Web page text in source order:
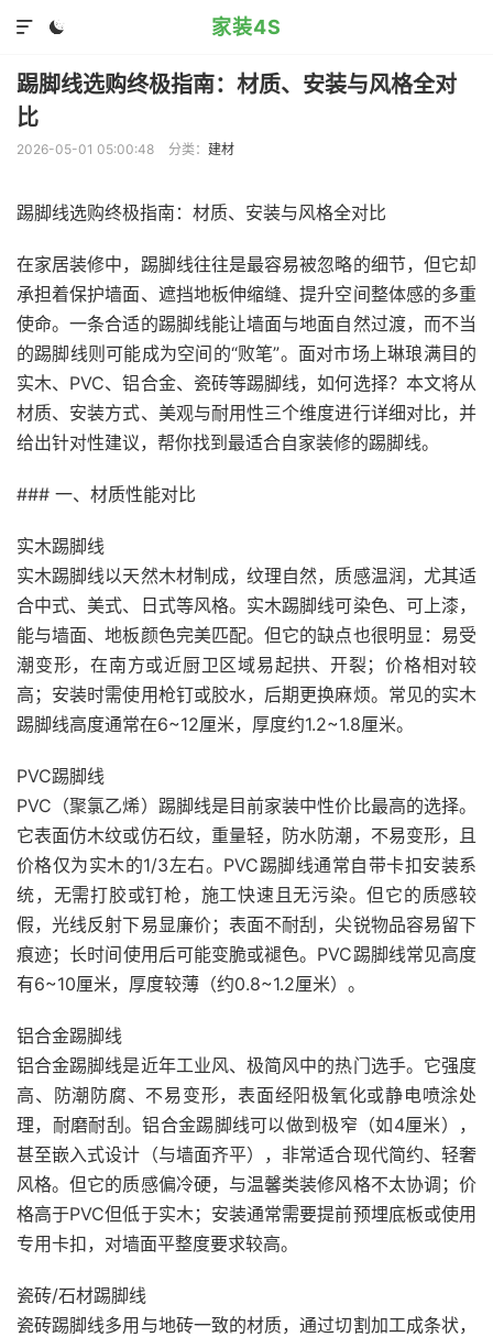
家装4S


踢脚线选购终极指南：材质、安装与风格全对
比
2026-05-01 05:00:48 分类： 建材
踢脚线选购终极指南：材质、安装与风格全对比
在家居装修中，踢脚线往往是最容易被忽略的细节，但它却
承担着保护墙面、遮挡地板伸缩缝、提升空间整体感的多重
使命。一条合适的踢脚线能让墙面与地面自然过渡，而不当
的踢脚线则可能成为空间的“败笔”。面对市场上琳琅满目的
实木、PVC、铝合金、瓷砖等踢脚线，如何选择？本文将从
材质、安装方式、美观与耐用性三个维度进行详细对比，并
给出针对性建议，帮你找到最适合自家装修的踢脚线。
### 一、材质性能对比
实木踢脚线
实木踢脚线以天然木材制成，纹理自然，质感温润，尤其适
合中式、美式、日式等风格。实木踢脚线可染色、可上漆，
能与墙面、地板颜色完美匹配。但它的缺点也很明显：易受
潮变形，在南方或近厨卫区域易起拱、开裂；价格相对较
高；安装时需使用枪钉或胶水，后期更换麻烦。常见的实木
踢脚线高度通常在6~12厘米，厚度约1.2~1.8厘米。
PVC踢脚线
PVC（聚氯乙烯）踢脚线是目前家装中性价比最高的选择。
它表面仿木纹或仿石纹，重量轻，防水防潮，不易变形，且
价格仅为实木的1/3左右。PVC踢脚线通常自带卡扣安装系
统，无需打胶或钉枪，施工快速且无污染。但它的质感较
假，光线反射下易显廉价；表面不耐刮，尖锐物品容易留下
痕迹；长时间使用后可能变脆或褪色。PVC踢脚线常见高度
有6~10厘米，厚度较薄（约0.8~1.2厘米）。
铝合金踢脚线
铝合金踢脚线是近年工业风、极简风中的热门选手。它强度
高、防潮防腐、不易变形，表面经阳极氧化或静电喷涂处
理，耐磨耐刮。铝合金踢脚线可以做到极窄（如4厘米），
甚至嵌入式设计（与墙面齐平），非常适合现代简约、轻奢
风格。但它的质感偏冷硬，与温馨类装修风格不太协调；价
格高于PVC但低于实木；安装通常需要提前预埋底板或使用
专用卡扣，对墙面平整度要求较高。
瓷砖/石材踢脚线
瓷砖踢脚线多用与地砖一致的材质，通过切割加工成条状，